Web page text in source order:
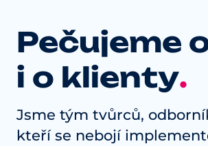
Pečujeme
i o klienty.
Jsme tým tvůrců,
kteří se nebojí